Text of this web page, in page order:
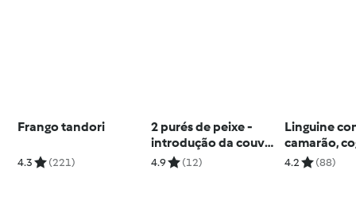
Frango tandori
4.3 (221)
2 purés de peixe -
introdução da couve,
da beringela, do grão
4.9 (12)
Linguine
camarão,
e espargos
4.2 (88)